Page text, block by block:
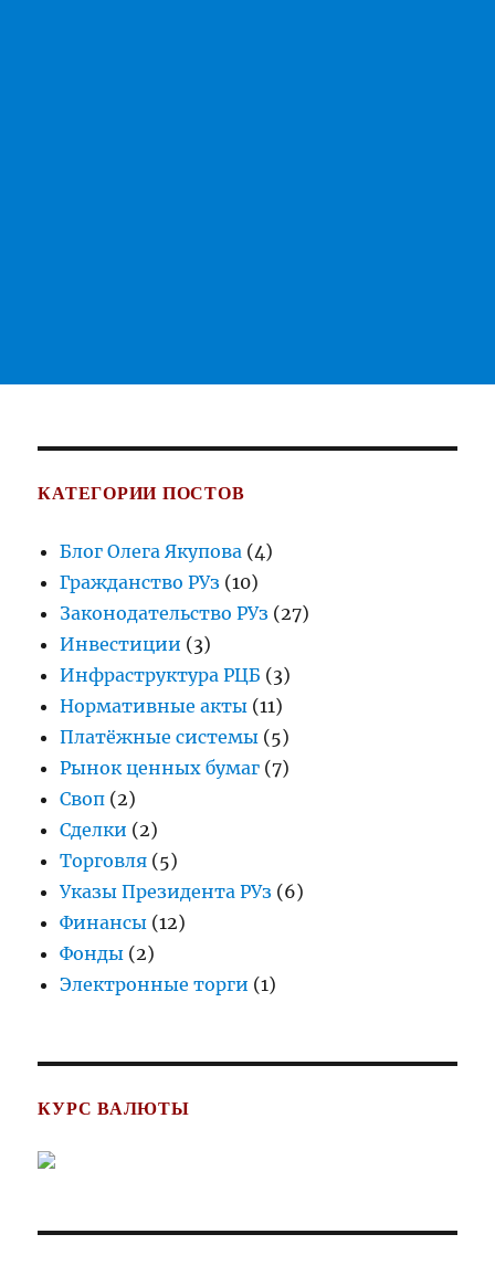
КАТЕГОРИИ ПОСТОВ
Блог Олега Якупова (4)
Гражданство РУз (10)
Законодательство РУз (27)
Инвестиции (3)
Инфраструктура РЦБ (3)
Нормативные акты (11)
Платёжные системы (5)
Рынок ценных бумаг (7)
Своп (2)
Сделки (2)
Торговля (5)
Указы Президента РУз (6)
Финансы (12)
Фонды (2)
Электронные торги (1)
КУРС ВАЛЮТЫ